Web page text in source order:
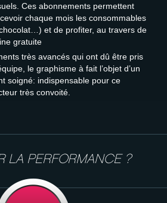
Ces abonnements permettent
chaque mois les consommables
et de profiter, au travers de
gratuite
très avancés qui ont dû être pris
le graphisme à fait l’objet d’un
soigné: indispensable pour ce
très convoité.
LA PERFORMANCE ?